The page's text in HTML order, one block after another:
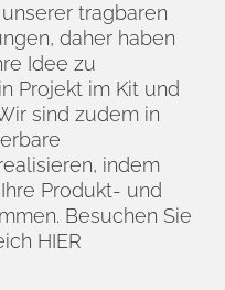
tragbaren
daher haben
Idee zu
Projekt im Kit und
sind zudem in
indem
Produkt- und
Besuchen Sie
HIER